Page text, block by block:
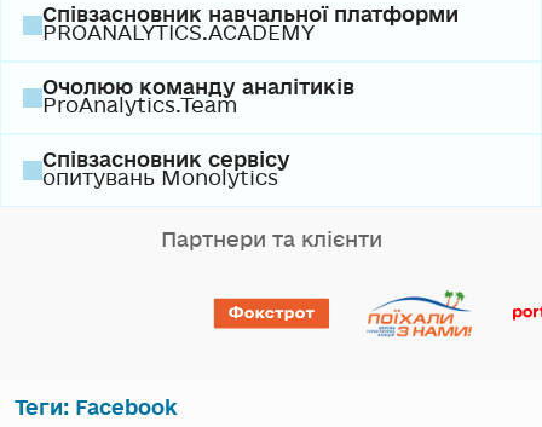
Співзасновник навчальної платформи
PROANALYTICS.ACADEMY
Очолюю команду аналітиків
ProAnalytics.Team
Співзасновник сервісу
опитувань Monolytics
Партнери та клієнти
Теги: Facebook